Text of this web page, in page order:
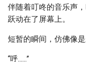
伴随着叮咚的音乐声
跃动在了屏幕上。
短暂的瞬间，仿佛像是
“呼......”